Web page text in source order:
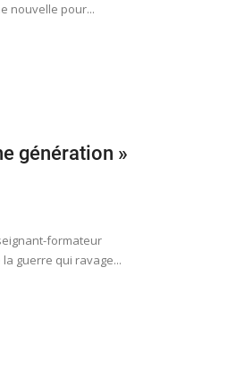
nouvelle pour...
génération »
formateur
guerre qui ravage...